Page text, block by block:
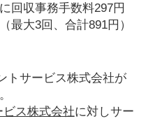
回収事務手数料297円
最大3回、合計891円）
トサービス株式会社が
ス株式会社に対しサー